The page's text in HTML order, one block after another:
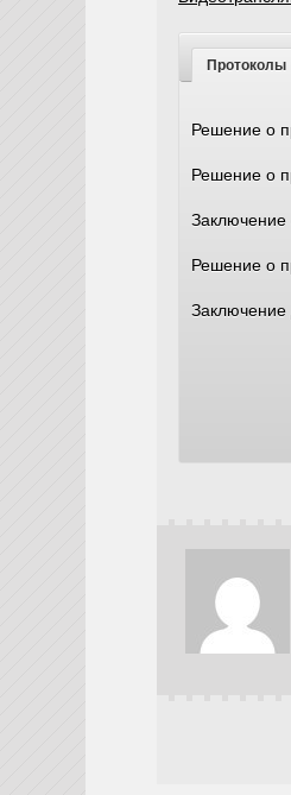
Протоколы
Решение о
Решение о
Заключение
Решение о